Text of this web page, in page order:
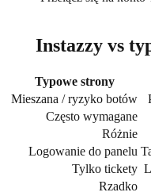
Instazzy
Typowe strony
Mieszana / ryzyko
Często
Logowanie do
Tylko